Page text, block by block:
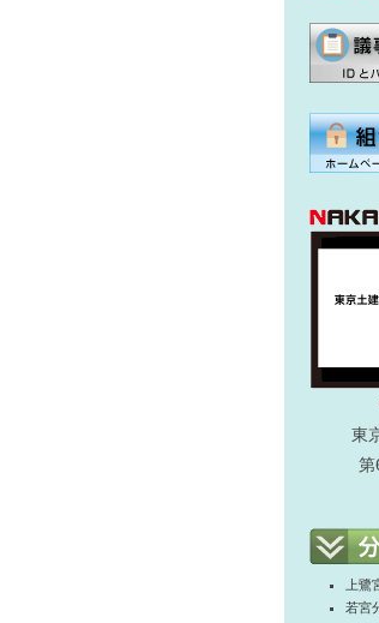
東
第
上鷺
若宮